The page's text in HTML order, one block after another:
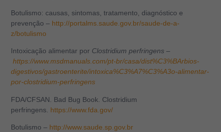
Botulismo: causas, sintomas, tratamento, diagnóstico e
prevenção – http://portalms.saude.gov.br/saude-de-a-
z/botulismo
Intoxicação alimentar por Clostridium perfringens –
https://www.msdmanuals.com/pt-br/casa/dist%C3%BArbios-
digestivos/gastroenterite/intoxica%C3%A7%C3%A3o-alimentar-
por-clostridium-perfringens
FDA/CFSAN. Bad Bug Book. Clostridium
perfringens. https://www.fda.gov/
Botulismo – http://www.saude.sp.gov.br